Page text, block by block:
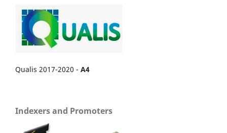
Qualis 2017-2020 - A4
Indexers and Promoters